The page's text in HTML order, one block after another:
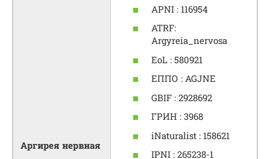
Аргирея нервная
APNI : 116954
ATRF:
Argyreia_nervosa
EoL : 580921
ЕППО : AGJNE
GBIF : 2928692
ГРИН : 3968
iNaturalist : 158621
IPNI : 265238-1